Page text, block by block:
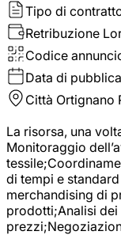
Tipo di
Retribuzione
Codice
Data di
Città Ortignano
La risorsa, una
Monitoraggio
di tempi e
merchandising di
prodotti;Analisi